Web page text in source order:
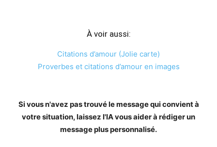
À voir aussi:
Citations d’amour (Jolie carte)
Proverbes et citations d’amour en images
Si vous n'avez pas trouvé le message qui convient à
votre situation, laissez l'IA vous aider à rédiger un
message plus personnalisé.